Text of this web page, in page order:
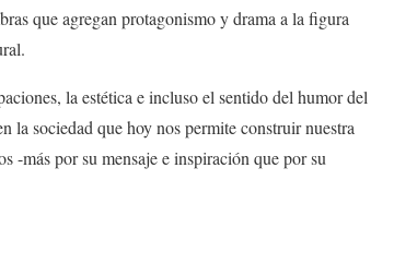
que agregan protagonismo y drama a la figura
la estética e incluso el sentido del humor del
sociedad que hoy nos permite construir nuestra
-más por su mensaje e inspiración que por su